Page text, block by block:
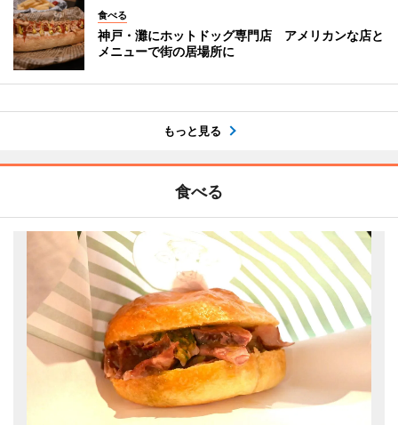
食べる
神戸・灘にホットドッグ専門店 アメリカンな店と
メニューで街の居場所に
もっと見る
食べる